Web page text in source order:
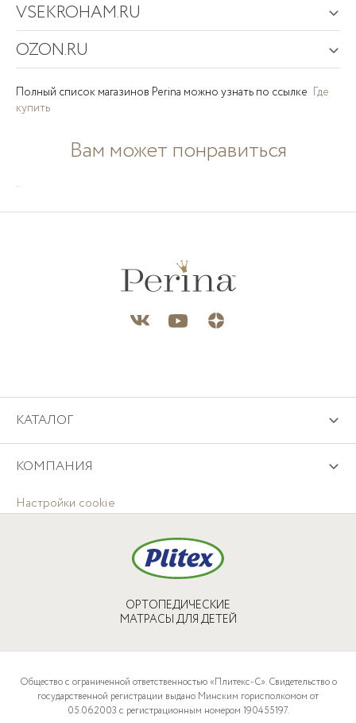
VSEKROHAM.RU
OZON.RU
Полный список магазинов Perina можно узнать по ссылке Где
купить
Вам может понравиться
Комплект
КАТАЛОГ
КОМПАНИЯ
Настройки cookie
ОРТОПЕДИЧЕСКИЕ
МАТРАСЫ ДЛЯ ДЕТЕЙ
Общество с ограниченной ответственностью «Плитекс-С». Свидетельство о
государственной регистрации выдано Минским горисполкомом от
05.06.2003 с регистрационным номером 190455197.